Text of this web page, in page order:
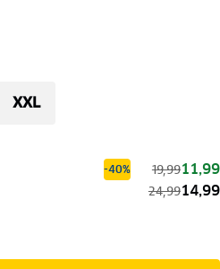
XXL
-40% 19,9911,99
24,9914,99